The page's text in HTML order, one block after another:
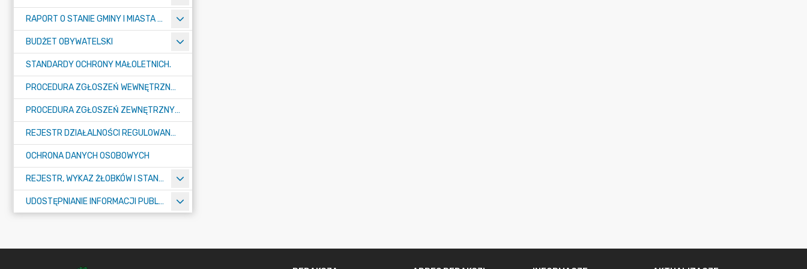
RAPORT O STANIE GMINY I MIASTA TULISZKÓW
BUDŻET OBYWATELSKI
STANDARDY OCHRONY MAŁOLETNICH.
PROCEDURA ZGŁOSZEŃ WEWNĘTRZNYCH W URZĘDZIE GMINY I MIASTA W TULISZKOWIE
PROCEDURA ZGŁOSZEŃ ZEWNĘTRZNYCH
REJESTR DZIAŁALNOŚCI REGULOWANEJ
OCHRONA DANYCH OSOBOWYCH
REJESTR, WYKAZ ŻŁOBKÓW I STANDARDY OPIEKI NAD DZIEĆMI W WIEKU DO LAT 3
UDOSTĘPNIANIE INFORMACJI PUBLICZNEJ